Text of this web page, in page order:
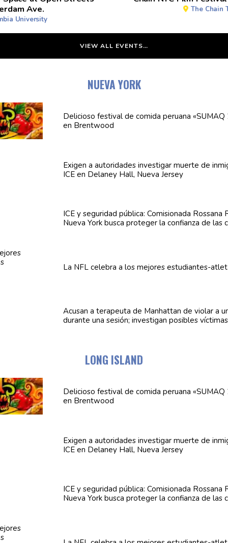
Ave.
University
The Chain
VIEW ALL EVENTS…
NUEVA YORK
Delicioso festival de comida peruana
en Brentwood
Exigen aautoridades investigar muerte de
ICE en Delaney Hall, Nueva Jersey
ICE y seguridad pública:Comisionada Rossana
Nueva York busca proteger la confianza de las
La NFL celebra a los mejoresestudiantes-
Acusan a terapeuta de Manhattan de violar a
durante una sesión; investigan posibles
LONG ISLAND
Delicioso festival de comida peruana
en Brentwood
Exigen aautoridades investigar muerte de
ICE en Delaney Hall, Nueva Jersey
ICE y seguridad pública:Comisionada Rossana
Nueva York busca proteger la confianza de las